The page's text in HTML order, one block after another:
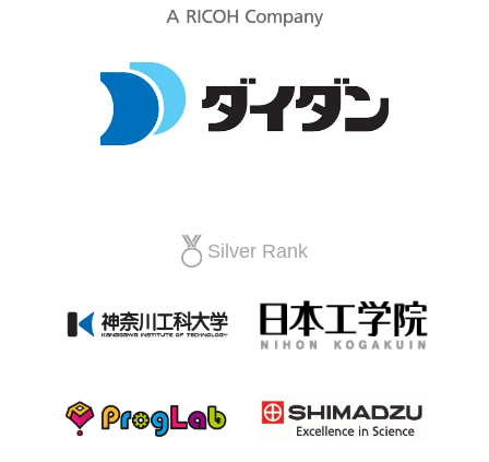
Silver Rank